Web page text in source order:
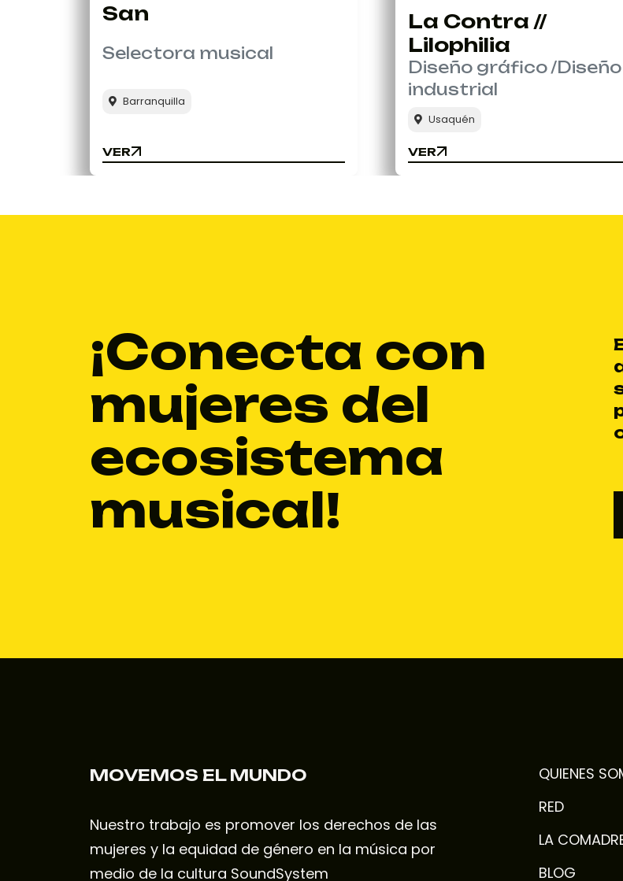
San
Selectora musical
Barranquilla
VER
VER
La Contra //
Lilophilia
Diseño gráfico /Diseño
industrial
Usaquén
VER
VER
¡Conecta con
mujeres del
ecosistema
musical!
MOVEMOS EL MUNDO
Nuestro trabajo es promover los derechos de las
mujeres y la equidad de género en la música por
medio de la cultura SoundSystem
QUIENES
RED
LA
BLOG